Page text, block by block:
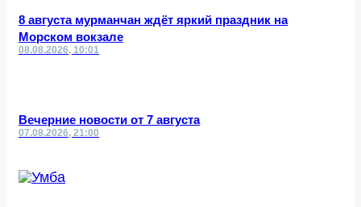
8 августа мурманчан ждёт яркий праздник на
Морском вокзале
08.08.2026, 10:01
Вечерние новости от 7 августа
07.08.2026, 21:00